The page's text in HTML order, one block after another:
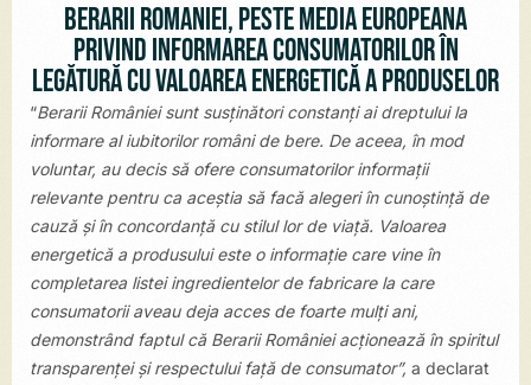
Berarii României, peste media europeană
privind informarea consumatorilor în
legătură cu valoarea energetică a produselor
“Berarii României sunt susținători constanți ai dreptului la
informare al iubitorilor români de bere. De aceea, în mod
voluntar, au decis să ofere consumatorilor informații
relevante pentru ca aceștia să facă alegeri în cunoștință de
cauză și în concordanță cu stilul lor de viață. Valoarea
energetică a produsului este o informație care vine în
completarea listei ingredientelor de fabricare la care
consumatorii aveau deja acces de foarte mulți ani,
demonstrând faptul că Berarii României acționează în spiritul
transparenței și respectului față de consumator”, a declarat